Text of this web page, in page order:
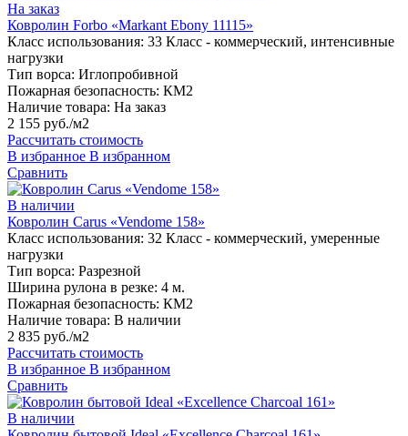
На заказ
Ковролин Forbo «Markant Ebony 11115»
Класс использования: 33 Класс - коммерческий, интенсивные
нагрузки
Тип ворса: Иглопробивной
Пожарная безопасность: КМ2
Наличие товара: На заказ
2 155 руб./м2
Рассчитать стоимость
В избранное В избранном
Сравнить
В наличии
Ковролин Carus «Vendome 158»
Класс использования: 32 Класс - коммерческий, умеренные
нагрузки
Тип ворса: Разрезной
Ширина рулона в резке: 4 м.
Пожарная безопасность: КМ2
Наличие товара: В наличии
2 835 руб./м2
Рассчитать стоимость
В избранное В избранном
Сравнить
В наличии